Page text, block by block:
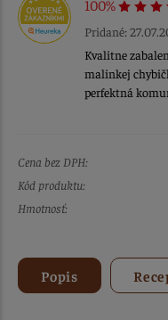
100%
Pridané:
Kvalitne
malinkej
perfektná
Cena bez DPH:
Kód produktu:
Hmotnosť:
Popis